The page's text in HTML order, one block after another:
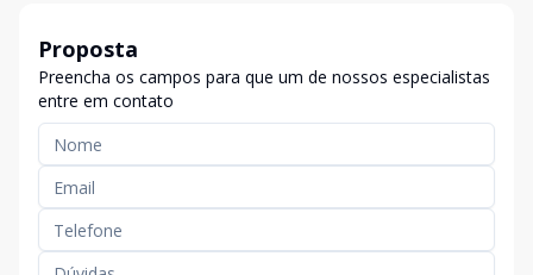
Proposta
Preencha os campos para que um de nossos especialistas
entre em contato